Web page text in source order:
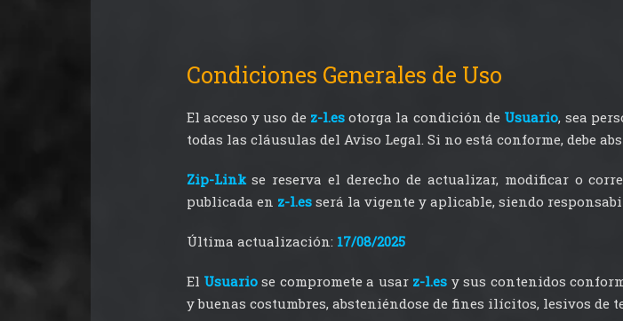
Condiciones Generales de Uso
El acceso y uso de z-l.esotorga la condición de Usuario, sea
todas las cláusulas del Aviso Legal. Si no está conforme, debe
Zip-Linkse reserva el derecho de actualizar, modificar o
publicada en z-l.esserá la vigente y aplicable, siendo
Última actualización: 17/08/2025
El Usuariose compromete a usar z-l.es y sus contenidos
y buenas costumbres, absteniéndose de fines ilícitos, lesivos de